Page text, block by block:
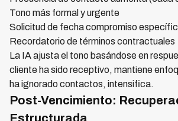
Tono más formal y urgente
Solicitud de fecha compromiso
Recordatorio de términos contractuales
La IA ajusta el tono basándose en
cliente ha sido receptivo, mantiene
ha ignorado contactos, intensifica.
Post-Vencimiento:
Estructurada